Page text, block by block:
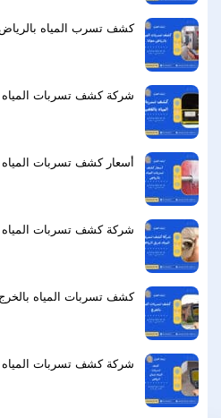
كشف تسرب المياه بالرياض
شركة كشف تسربات المياه
أسعار كشف تسربات المياه
شركة كشف تسربات
كشف تسربات المياه بالخرج
شركة كشف تسربات